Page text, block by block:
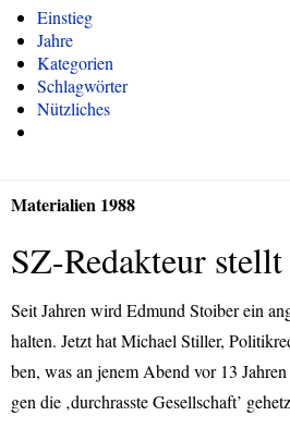
Einstieg
Jahre
Kategorien
Schlagwörter
Nützliches
Materialien 1988
SZ-Redakteur
Seit Jahren wird Edmund Stoiber ein
halten. Jetzt hat Michael Stiller,
ben, was an jenem Abend vor 13
gen die ‚durchrasste Gesellschaft’